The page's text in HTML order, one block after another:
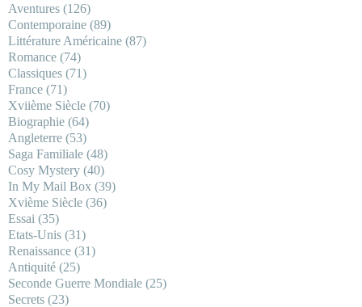
Aventures (126)
Contemporaine (89)
Littérature Américaine (87)
Romance (74)
Classiques (71)
France (71)
Xviième Siècle (70)
Biographie (64)
Angleterre (53)
Saga Familiale (48)
Cosy Mystery (40)
In My Mail Box (39)
Xvième Siècle (36)
Essai (35)
Etats-Unis (31)
Renaissance (31)
Antiquité (25)
Seconde Guerre Mondiale (25)
Secrets (23)